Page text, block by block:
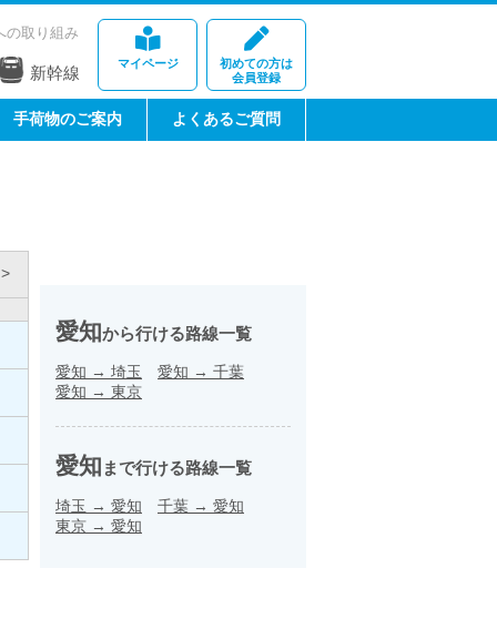
マイページ
初めての方は
会員登録
の取り組み
新幹線
手荷物のご案内 よくあるご質問
愛知から行ける路線一覧
愛知 → 埼玉 愛知 → 千葉
愛知 → 東京
愛知 まで行ける路線一覧
埼玉 → 愛知 千葉 → 愛知
東京 → 愛知